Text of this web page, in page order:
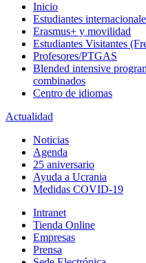
Inicio
Estudiantes
Erasmus+ y movilidad
Estudiantes Visitantes
Profesores/PTGAS
Blended intensive
combinados
Centro de idiomas
Actualidad
Noticias
Agenda
25 aniversario
Ayuda a Ucrania
Medidas COVID-19
Intranet
Tienda Online
Empresas
Prensa